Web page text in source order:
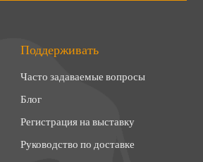
Поддерживать
Часто задаваемые вопросы
Блог
Регистрация на выставку
Руководство по доставке